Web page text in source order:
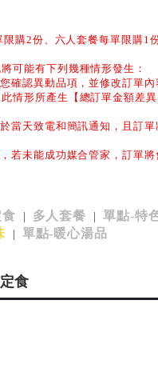
購2份、六人套餐每單限購1
可能有下列幾種情形發生：
確認異動品項，並修改訂單
情形所產生【總訂單金額差
當天致電和簡訊通知，且訂單
若未能成功媒合管家，訂單將
多人套餐 單點-特
單點-暖心湯品
食